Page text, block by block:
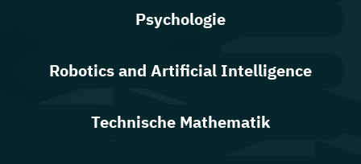
Psychologie
Robotics and Artificial Intelligence
Technische Mathematik